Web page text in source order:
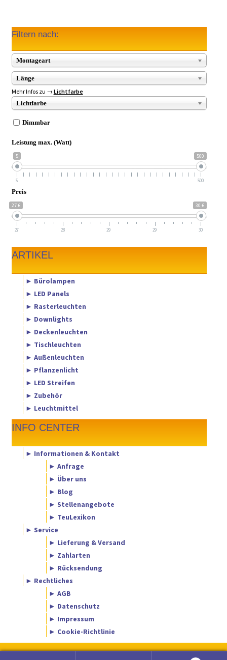
Filtern nach:
Montageart
Länge
Mehr Infos zu → Lichtfarbe
Lichtfarbe
Dimmbar
Leistung max. (Watt)
5 500
5 500
Preis
27 € 30 €
27 28 29 29 30
ARTIKEL
► Bürolampen
► LED Panels
► Rasterleuchten
► Downlights
► Deckenleuchten
► Tischleuchten
► Außenleuchten
► Pflanzenlicht
► LED Streifen
► Zubehör
► Leuchtmittel
INFO CENTER
► Informationen & Kontakt
► Anfrage
► Über uns
► Blog
► Stellenangebote
► TeuLexikon
► Service
► Lieferung & Versand
► Zahlarten
► Rücksendung
► Rechtliches
► AGB
► Datenschutz
► Impressum
► Cookie-Richtlinie